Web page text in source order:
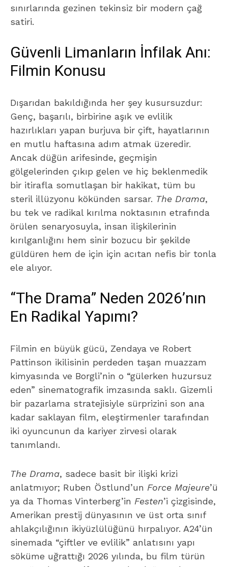
sınırlarında gezinen tekinsiz bir modern çağ
satiri.
Güvenli Limanların İnfilak Anı:
Filmin Konusu
Dışarıdan bakıldığında her şey kusursuzdur:
Genç, başarılı, birbirine aşık ve evlilik
hazırlıkları yapan burjuva bir çift, hayatlarının
en mutlu haftasına adım atmak üzeredir.
Ancak düğün arifesinde, geçmişin
gölgelerinden çıkıp gelen ve hiç beklenmedik
bir itirafla somutlaşan bir hakikat, tüm bu
steril illüzyonu kökünden sarsar. The Drama,
bu tek ve radikal kırılma noktasının etrafında
örülen senaryosuyla, insan ilişkilerinin
kırılganlığını hem sinir bozucu bir şekilde
güldüren hem de için için acıtan nefis bir tonla
ele alıyor.
“The Drama” Neden 2026’nın
En Radikal Yapımı?
Filmin en büyük gücü, Zendaya ve Robert
Pattinson ikilisinin perdeden taşan muazzam
kimyasında ve Borgli’nin o “gülerken huzursuz
eden” sinematografik imzasında saklı. Gizemli
bir pazarlama stratejisiyle sürprizini son ana
kadar saklayan film, eleştirmenler tarafından
iki oyuncunun da kariyer zirvesi olarak
tanımlandı.
The Drama, sadece basit bir ilişki krizi
anlatmıyor; Ruben Östlund’un Force Majeure’ü
ya da Thomas Vinterberg’in Festen’i çizgisinde,
Amerikan prestij dünyasının ve üst orta sınıf
ahlakçılığının ikiyüzlülüğünü hırpalıyor. A24’ün
sinemada “çiftler ve evlilik” anlatısını yapı
söküme uğrattığı 2026 yılında, bu film türün